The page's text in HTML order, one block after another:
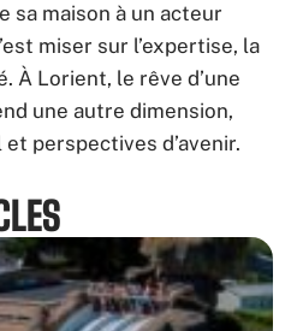
sa maison à un acteur
miser sur l’expertise, la
À Lorient, le rêve d’une
une autre dimension,
perspectives d’avenir.